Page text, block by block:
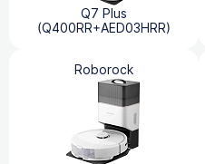
Q7 Plus
(Q400RR+AED03HRR)
Roborock